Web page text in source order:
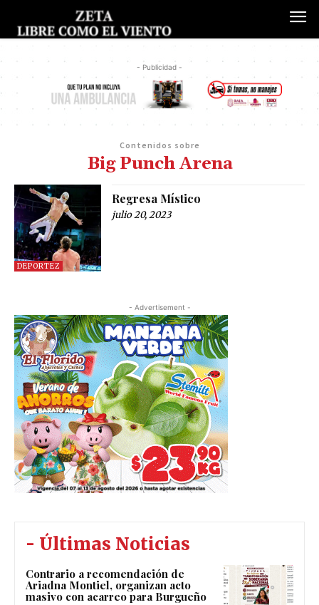
- Publicidad -
Contenidos sobre
Big Punch Arena
DEPORTEZ
Regresa Místico
julio 20, 2023
- Advertisement -
- Últimas Noticias
Contrario a recomendación de
Ariadna Montiel, organizan acto
masivo con acarreo para Burgueño